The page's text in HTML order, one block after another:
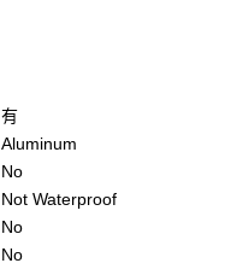
有
Aluminum
No
Not Waterproof
No
No